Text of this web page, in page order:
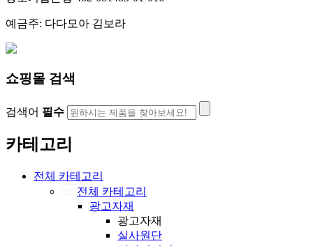
예금주: 다다모아 김보라
쇼핑몰 검색
검색어 필수
카테고리
전체 카테고리
전체 카테고리
광고자재
광고자재
실사원단